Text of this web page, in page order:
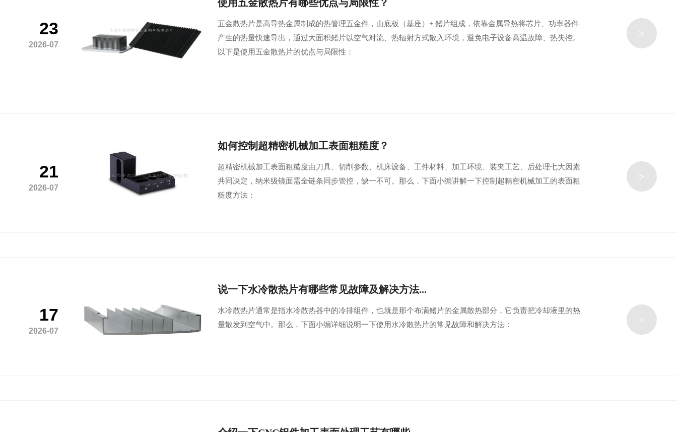
23
2026-07
使用五金散热片有哪些优点与局限性？
五金散热片是高导热金属制成的热管理五金件，由底板（基座）+ 鳍片组成，依靠金属导热将芯片、功率器件
产生的热量快速导出，通过大面积鳍片以空气对流、热辐射方式散入环境，避免电子设备高温故障、热失控。
以下是使用五金散热片的优点与局限性：
>
21
2026-07
如何控制超精密机械加工表面粗糙度？
超精密机械加工表面粗糙度由刀具、切削参数、机床设备、工件材料、加工环境、装夹工艺、后处理七大因素
共同决定，纳米级镜面需全链条同步管控，缺一不可。那么，下面小编讲解一下控制超精密机械加工的表面粗
糙度方法：
>
17
2026-07
说一下水冷散热片有哪些常见故障及解决方法...
‌水冷散热片‌通常是指水冷散热器中的冷排组件，也就是那个布满鳍片的金属散热部分，它负责把冷却液里的热
量散发到空气中。那么，下面小编详细说明一下使用水冷散热片的常见故障和解决方法：
>